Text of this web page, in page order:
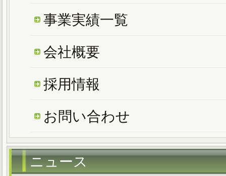
事業実績一覧
会社概要
採用情報
お問い合わせ
ニュース